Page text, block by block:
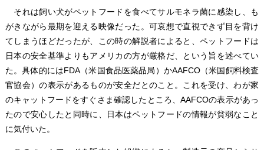
それは飼い犬がペットフードを食べてサルモネラ菌に感染し、も
がきながら最期を迎える映像だった。可哀想で直視できず目を背け
てしまうほどだったが、この時の解説者によると、ペットフードは
日本の安全基準よりもアメリカの方が厳格だ、という旨を述べてい
た。具体的にはFDA（米国食品医薬品局）かAAFCO（米国飼料検査
官協会）の表示があるものが安全だとのこと。これを受け、わが家
のキャットフードをすぐさま確認したところ、AAFCOの表示があっ
たので安心したと同時に、日本はペットフードの情報が貧弱なこと
に気付いた。